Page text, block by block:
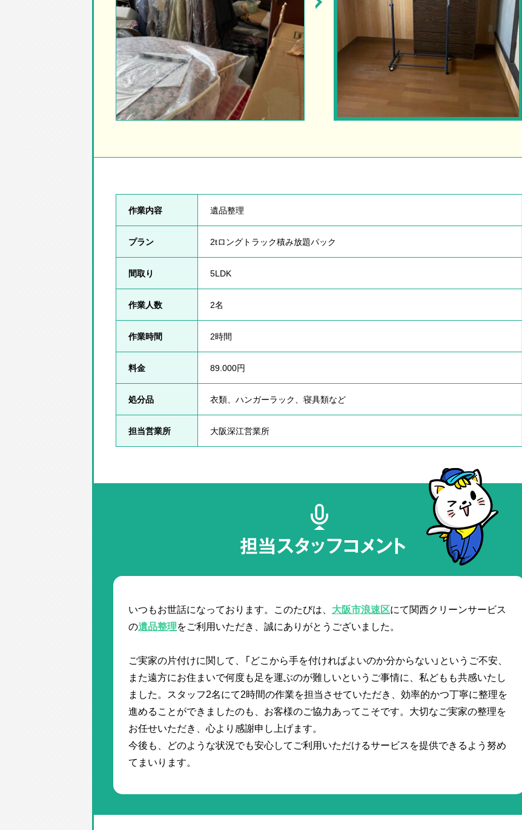
作業内容 遺品整理
プラン 2tロングトラック積み放題パック
間取り 5LDK
作業人数 2名
作業時間 2時間
料金 89.000円
処分品 衣類、ハンガーラック、寝具類など
担当営業所 大阪深江営業所
担当スタッフコメント
いつもお世話になっております。このたびは、 大阪市浪速区にて関西クリーンサービス
の遺品整理をご利用いただき、誠にありがとうございました。
ご実家の片付けに関して、「どこから手を付ければよいのか分からない」というご不安、
また遠方にお住まいで何度も足を運ぶのが難しいというご事情に、私どもも共感いたし
ました。スタッフ2名にて2時間の作業を担当させていただき、効率的かつ丁寧に整理を
進めることができましたのも、お客様のご協力あってこそです。大切なご実家の整理を
お任せいただき、心より感謝申し上げます。
今後も、どのような状況でも安心してご利用いただけるサービスを提供できるよう努め
てまいります。